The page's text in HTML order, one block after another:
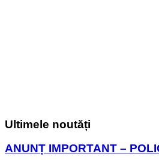
Ultimele noutăți
ANUNȚ IMPORTANT –